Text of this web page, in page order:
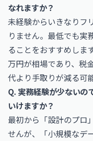
なれますか？
未経験からいきなりフ
りません。最低でも実
ることをおすすめしま
万円が相場であり、税
代より手取りが減る可
Q. 実務経験が少ないの
いけますか？
最初から「設計のプロ
せんが、「小規模なデ